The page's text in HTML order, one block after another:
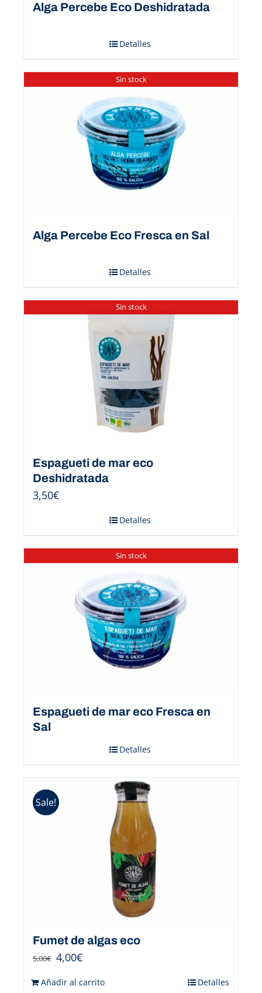
Alga Percebe Eco Deshidratada
Detalles
Sin stock
Alga Percebe Eco Fresca en Sal
Detalles
Sin stock
Espagueti de mar eco
Deshidratada
3,50€
Detalles
Sin stock
Espagueti de mar eco Fresca en
Sal
Detalles
Sale!
Fumet de algas eco
5,00€ 4,00€
Añadir al carrito Detalles